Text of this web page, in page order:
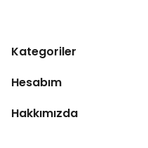
Kategoriler
Hesabım
Hakkımızda